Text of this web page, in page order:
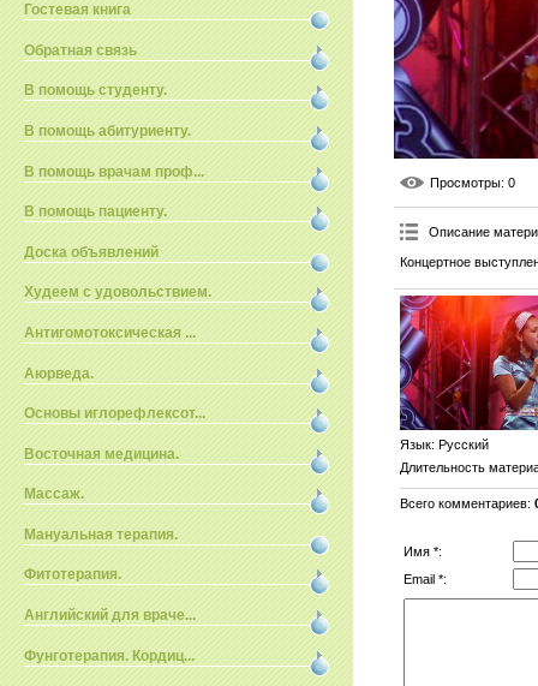
Гостевая книга
Обратная связь
В помощь студенту.
В помощь абитуриенту.
В помощь врачам проф...
В помощь пациенту.
Доска объявлений
Худеем с удовольствием.
Антигомотоксическая ...
Аюрведа.
Основы иглорефлексот...
Восточная медицина.
Массаж.
Мануальная терапия.
Фитотерапия.
Английский для враче...
Фунготерапия. Кордиц...
Просмотры: 0
Описание
Концертное
Язык: Русский
Длительность
Всего комментариев:
Имя *:
Email *: